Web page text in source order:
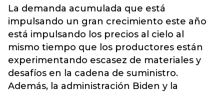
La demanda acumulada que está
impulsando un gran crecimiento este año
está impulsando los precios al cielo al
mismo tiempo que los productores están
experimentando escasez de materiales y
desafíos en la cadena de suministro.
Además, la administración Biden y la